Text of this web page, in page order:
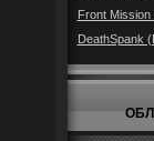
Front
DeathSpank